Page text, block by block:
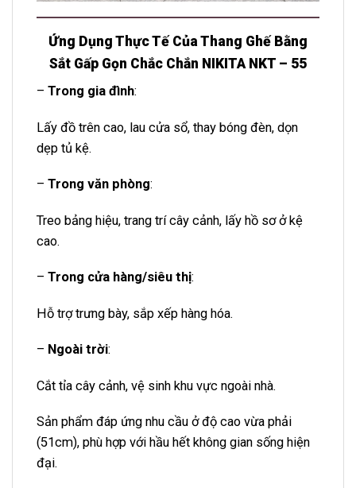
Ứng Dụng Thực Tế Của Thang Ghế Bằng
Sắt Gấp Gọn Chắc Chắn NIKITA NKT – 55
– Trong gia đình:
Lấy đồ trên cao, lau cửa sổ, thay bóng đèn, dọn
dẹp tủ kệ.
– Trong văn phòng:
Treo bảng hiệu, trang trí cây cảnh, lấy hồ sơ ở kệ
cao.
– Trong cửa hàng/siêu thị:
Hỗ trợ trưng bày, sắp xếp hàng hóa.
– Ngoài trời:
Cắt tỉa cây cảnh, vệ sinh khu vực ngoài nhà.
Sản phẩm đáp ứng nhu cầu ở độ cao vừa phải
(51cm), phù hợp với hầu hết không gian sống hiện
đại.